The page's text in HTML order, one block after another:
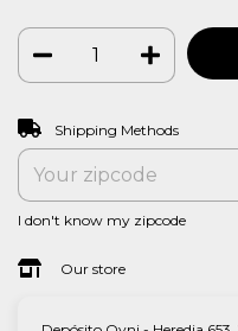
Shipping for zipcode:
Shipping Methods
I don't know my zipcode
Our store